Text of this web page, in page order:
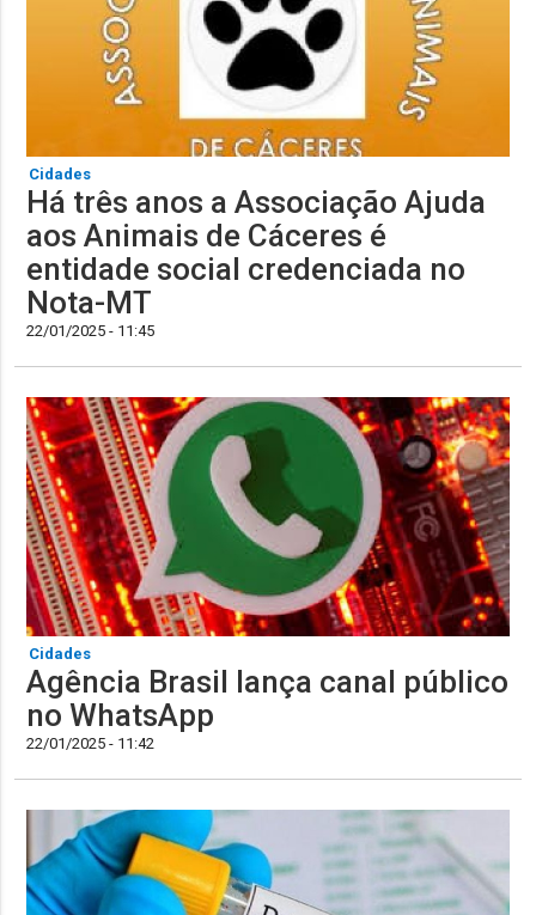
Cidades
Há três anos a Associação Ajuda
aos Animais de Cáceres é
entidade social credenciada no
Nota-MT
22/01/2025 - 11:45
Cidades
Agência Brasil lança canal público
no WhatsApp
22/01/2025 - 11:42